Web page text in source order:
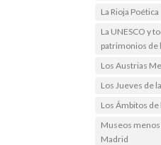
La Rioja Poética
La UNESCO y
patrimonios de
Los Austrias
Los Jueves de
Los Ámbitos
Museos
Madrid